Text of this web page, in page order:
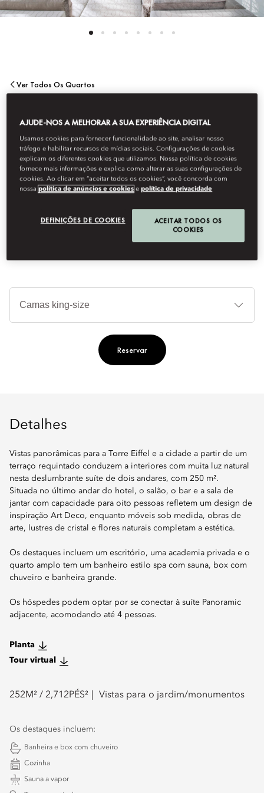
Ver Todos Os Quartos
SUÍTE MANDARIN
PENTHOUSE
Vistas sublimes do terraço e uma ampla área de estar e de
O quarto principal inclui um banheiro elegante, além de outros
destaques como o escritório e a academia privativa.
Reservar
Detalhes
Vistas panorâmicas para a Torre Eiffel e a cidade a partir de um
terraço requintado conduzem a interiores com muita luz natural
nesta deslumbrante suíte de dois andares, com 250 m².
Situada no último andar do hotel, o salão, o bar e a sala de
jantar com capacidade para oito pessoas refletem um design de
inspiração Art Deco, enquanto móveis sob medida, obras de
arte, lustres de cristal e flores naturais completam a estética.
Os destaques incluem um escritório, uma academia privada e o
quarto amplo tem um banheiro estilo spa com sauna, box com
chuveiro e banheira grande.
Os hóspedes podem optar por se conectar à suíte Panoramic
adjacente, acomodando até 4 pessoas.
Planta
Tour virtual
252M² / 2,712PÉS² Vistas para o jardim/monumentos
Os destaques incluem:
Banheira e box com chuveiro
Cozinha
Sauna a vapor
AJUDE-NOS A MELHORAR A SUA EXPERIÊNCIA DIGITAL
Usamos cookies para fornecer funcionalidade ao site, analisar nosso
tráfego e habilitar recursos de mídias sociais. Configurações de cookies
explicam os diferentes cookies que utilizamos. Nossa política de cookies
fornece mais informações e explica como alterar as suas configurações de
cookies. Ao clicar em “aceitar todos os cookies”, você concorda com
nossapolítica de anúncios e cookies epolítica de privacidade
DEFINIÇÕES DE COOKIES
ACEITAR TODOS OS
COOKIES